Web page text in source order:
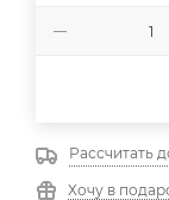
Рассчитать
Хочу в